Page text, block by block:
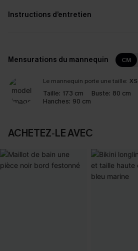
Instructions d’entretien
Mensurations du mannequin CM
Le mannequin porte une taille: XS
Taille: 173 cm Buste: 80 cm
Hanches: 90 cm
ACHETEZ‑LE AVEC